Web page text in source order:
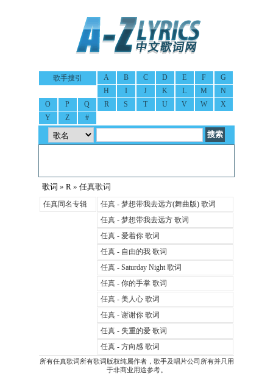
歌手搜引 A B C D E F
G
H
I J K L M
N
O
P Q R S T U V W
X
Y
Z #
歌词 » R » 任真歌词
任真同名专辑
任真 - 梦想带我去远方(舞曲版) 歌词
任真 - 梦想带我去远方 歌词
任真 - 爱着你 歌词
任真 - 自由的我 歌词
任真 - Saturday Night 歌词
任真 - 你的手掌 歌词
任真 - 美人心 歌词
任真 - 谢谢你 歌词
任真 - 失重的爱 歌词
任真 - 方向感 歌词
所有任真歌词所有歌词版权纯属作者，歌手及唱片公司所有并只用
于非商业用途参考。